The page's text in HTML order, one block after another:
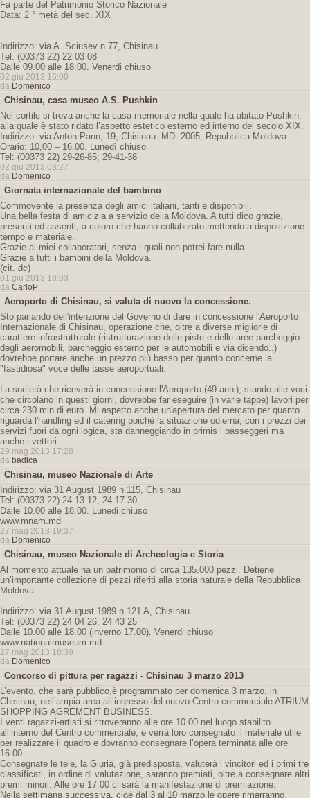
Fa parte del Patrimonio Storico Nazionale
Data: 2 ° metà del sec. XIX
Indirizzo: via A. Sciusev n.77, Chisinau
Tel: (00373 22) 22 03 08
Dalle 09.00 alle 18.00. Venerdi chiuso
02 giu 2013 16:00
da Domenico
Chisinau, casa museo A.S. Pushkin
Nel cortile si trova anche la casa memoriale nella quale ha abitato Pushkin,
alla quale è stato ridato l’aspetto estetico esterno ed interno del secolo XIX.
Indirizzo: via Anton Pann, 19, Chisinau. MD- 2005, Repubblica Moldova
Orario: 10,00 – 16,00. Lunedì chiuso
Tel: (00373 22) 29-26-85; 29-41-38
02 giu 2013 08:27
da Domenico
Giornata internazionale del bambino
Commovente la presenza degli amici italiani, tanti e disponibili.
Una bella festa di amicizia a servizio della Moldova. A tutti dico grazie,
presenti ed assenti, a coloro che hanno collaborato mettendo a disposizione
tempo e materiale.
Grazie ai miei collaboratori, senza i quali non potrei fare nulla.
Grazie a tutti i bambini della Moldova.
(cit. dc)
01 giu 2013 18:03
da CarloP
Aeroporto di Chisinau, si valuta di nuovo la concessione.
Sto parlando dell'intenzione del Governo di dare in concessione l'Aeroporto
Internazionale di Chisinau, operazione che, oltre a diverse migliorie di
carattere infrastrutturale (ristrutturazione delle piste e delle aree parcheggio
degli aeromobili, parcheggio esterno per le automobili e via dicendo..)
dovrebbe portare anche un prezzo più basso per quanto concerne la
"fastidiosa" voce delle tasse aeroportuali.
La società che riceverà in concessione l'Aeroporto (49 anni), stando alle voci
che circolano in questi giorni, dovrebbe far eseguire (in varie tappe) lavori per
circa 230 mln di euro. Mi aspetto anche un'apertura del mercato per quanto
riguarda l'handling ed il catering poichè la situazione odierna, con i prezzi dei
servizi fuori da ogni logica, sta danneggiando in primis i passeggeri ma
anche i vettori.
29 mag 2013 17:28
da badica
Chisinau, museo Nazionale di Arte
Indirizzo: via 31 August 1989 n.115, Chisinau
Tel: (00373 22) 24 13 12, 24 17 30
Dalle 10.00 alle 18.00. Lunedi chiuso
www.mnam.md
27 mag 2013 19:37
da Domenico
Chisinau, museo Nazionale di Archeologia e Storia
Al momento attuale ha un patrimonio di circa 135.000 pezzi. Detiene
un’importante collezione di pezzi riferiti alla storia naturale della Repubblica
Moldova.
Indirizzo: via 31 August 1989 n.121 A, Chisinau
Tel: (00373 22) 24 04 26, 24 43 25
Dalle 10.00 alle 18.00 (inverno 17.00). Venerdi chiuso
www.nationalmuseum.md
27 mag 2013 18:39
da Domenico
Concorso di pittura per ragazzi - Chisinau 3 marzo 2013
L’evento, che sarà pubblico,è programmato per domenica 3 marzo, in
Chisinau, nell’ampia area all’ingresso del nuovo Centro commerciale ATRIUM
SHOPPING AGREMENT BUSINESS.
I venti ragazzi-artisti si ritroveranno alle ore 10.00 nel luogo stabilito
all’interno del Centro commerciale, e verrà loro consegnato il materiale utile
per realizzare il quadro e dovranno consegnare l’opera terminata alle ore
16.00.
Consegnate le tele, la Giuria, già predisposta, valuterà i vincitori ed i primi tre
classificati, in ordine di valutazione, saranno premiati, oltre a consegnare altri
premi minori. Alle ore 17.00 ci sarà la manifestazione di premiazione.
Nella settimana successiva, cioé dal 3 al 10 marzo,le opere rimarranno